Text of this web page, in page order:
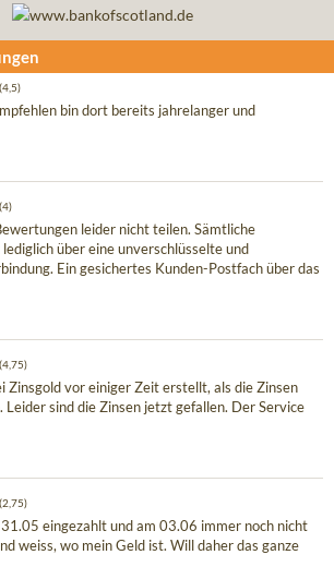
(4,5)
bin dort bereits jahrelanger und
(4)
leider nicht teilen. Sämtliche
über eine unverschlüsselte und
Ein gesichertes Kunden-Postfach über das
(4,75)
Zinsgold vor einiger Zeit erstellt, als die Zinsen
sind die Zinsen jetzt gefallen. Der Service
(2,75)
eingezahlt und am 03.06 immer noch nicht
weiss, wo mein Geld ist. Will daher das ganze